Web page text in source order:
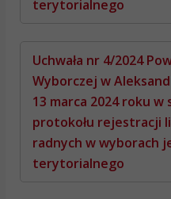
terytorialnego
Uchwała nr 4/2024
Wyborczej w
13 marca 2024 roku
protokołu rejestracji
radnych w wyborach
terytorialnego